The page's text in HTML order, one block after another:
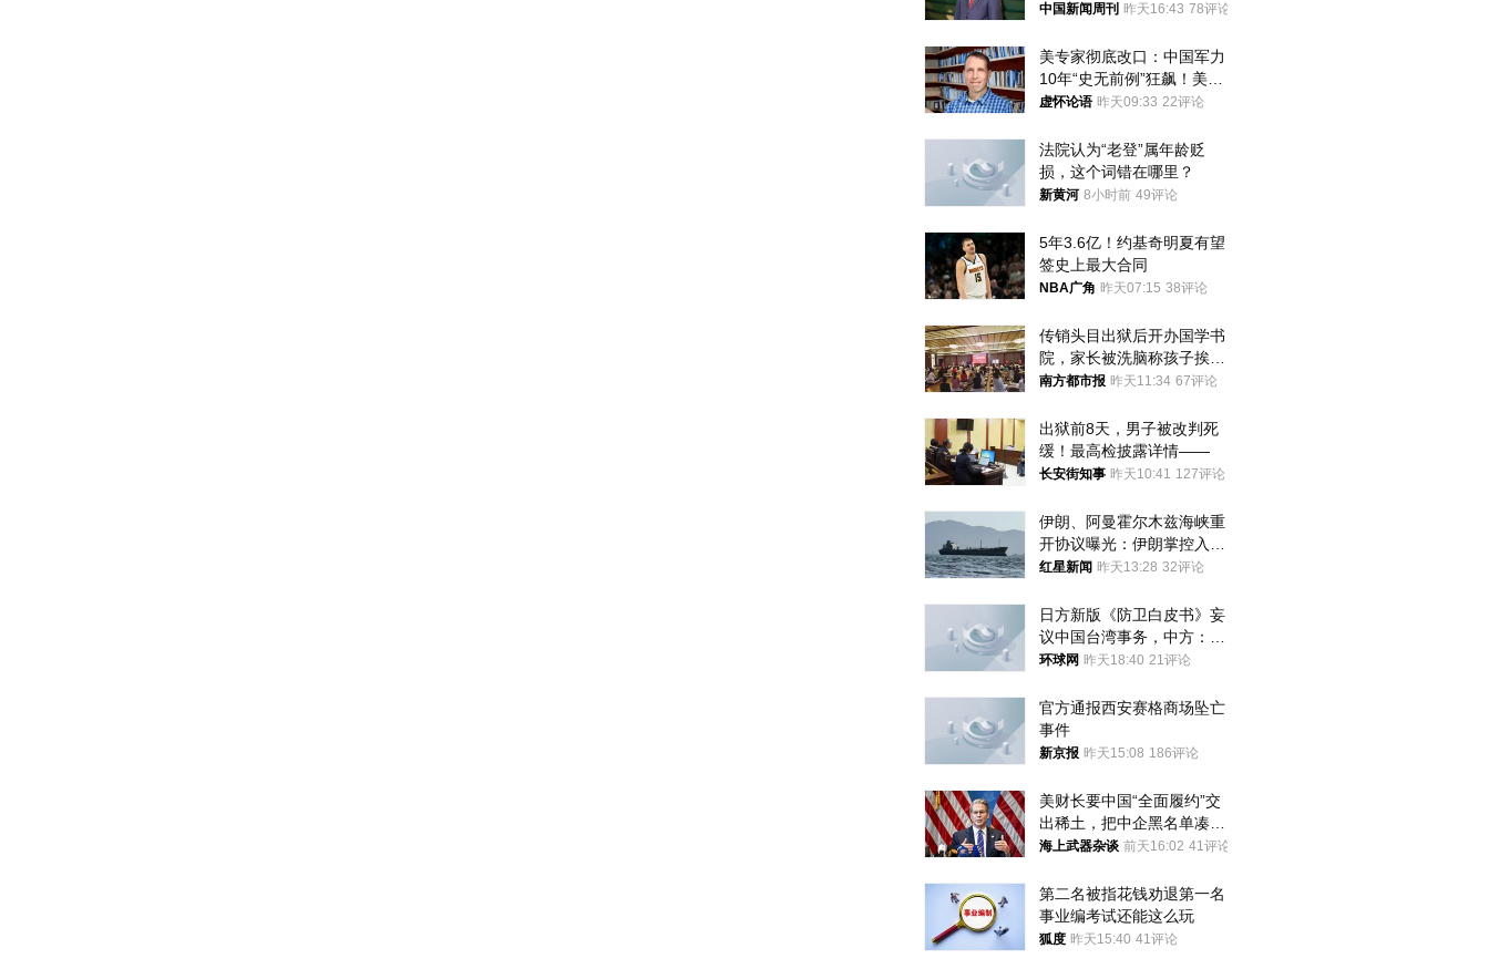
中国新闻周刊 昨天16:43 78评论
美专家彻底改口：中国军力
10年“史无前例”狂飙！美军
真慌了
虚怀论语 昨天09:33 22评论
法院认为“老登”属年龄贬
损，这个词错在哪里？
新黄河 8小时前 49评论
5年3.6亿！约基奇明夏有望
签史上最大合同
NBA广角 昨天07:15 38评论
传销头目出狱后开办国学书
院，家长被洗脑称孩子挨打
才有效果
南方都市报 昨天11:34 67评论
出狱前8天，男子被改判死
缓！最高检披露详情——
长安街知事 昨天10:41 127评论
伊朗、阿曼霍尔木兹海峡重
开协议曝光：伊朗掌控入湾
航道，与阿曼平分“服务费”
红星新闻 昨天13:28 32评论
日方新版《防卫白皮书》妄
议中国台湾事务，中方：强
烈不满、坚决反对，已向日
环球网 昨天18:40 21评论
官方通报西安赛格商场坠亡
事件
新京报 昨天15:08 186评论
美财长要中国“全面履约”交
出稀土，把中企黑名单凑到
187家，中方做最坏打算
海上武器杂谈 前天16:02 41评论
第二名被指花钱劝退第一名
事业编考试还能这么玩
狐度 昨天15:40 41评论